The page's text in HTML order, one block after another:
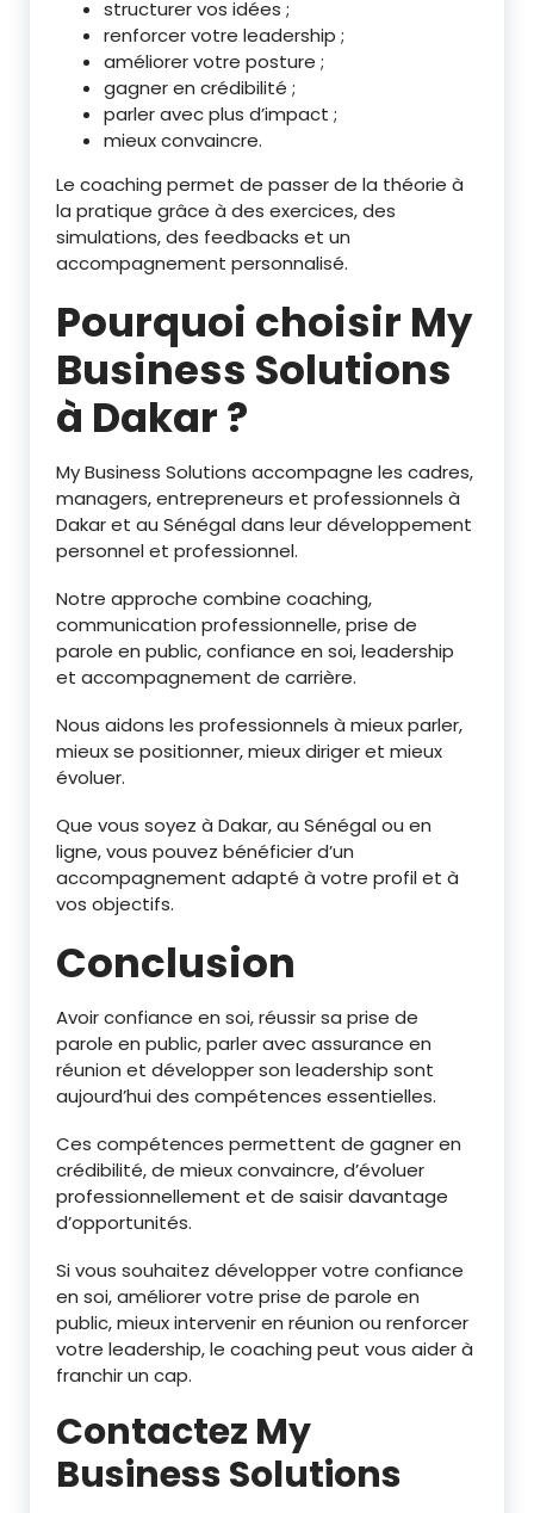
structurer vos idées ;
renforcer votre leadership ;
améliorer votre posture ;
gagner en crédibilité ;
parler avec plus d’impact ;
mieux convaincre.
Le coaching permet de passer de la théorie à
la pratique grâce à des exercices, des
simulations, des feedbacks et un
accompagnement personnalisé.
Pourquoi choisir My
Business Solutions
à Dakar ?
My Business Solutions accompagne les cadres,
managers, entrepreneurs et professionnels à
Dakar et au Sénégal dans leur développement
personnel et professionnel.
Notre approche combine coaching,
communication professionnelle, prise de
parole en public, confiance en soi, leadership
et accompagnement de carrière.
Nous aidons les professionnels à mieux parler,
mieux se positionner, mieux diriger et mieux
évoluer.
Que vous soyez à Dakar, au Sénégal ou en
ligne, vous pouvez bénéficier d’un
accompagnement adapté à votre profil et à
vos objectifs.
Conclusion
Avoir confiance en soi, réussir sa prise de
parole en public, parler avec assurance en
réunion et développer son leadership sont
aujourd’hui des compétences essentielles.
Ces compétences permettent de gagner en
crédibilité, de mieux convaincre, d’évoluer
professionnellement et de saisir davantage
d’opportunités.
Si vous souhaitez développer votre confiance
en soi, améliorer votre prise de parole en
public, mieux intervenir en réunion ou renforcer
votre leadership, le coaching peut vous aider à
franchir un cap.
Contactez My
Business Solutions